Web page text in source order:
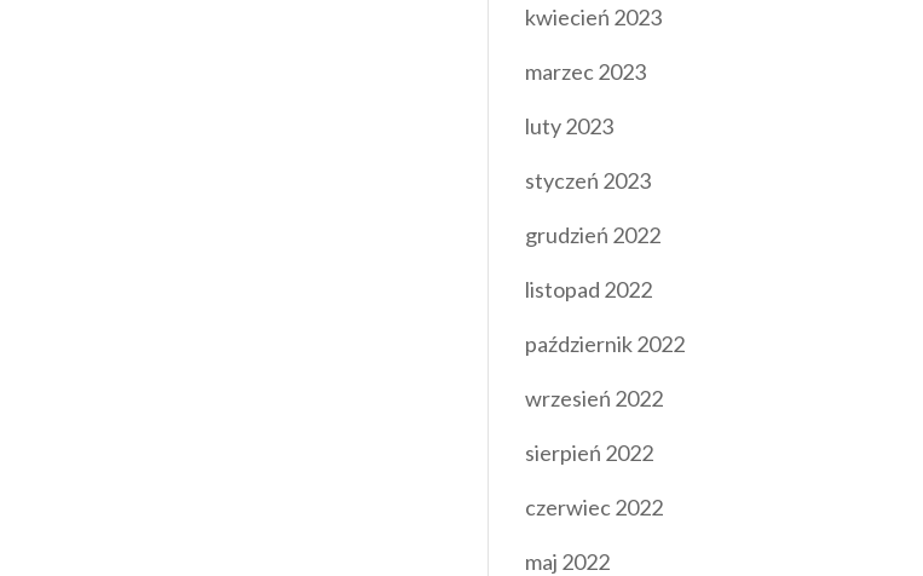
kwiecień 2023
marzec 2023
luty 2023
styczeń 2023
grudzień 2022
listopad 2022
październik 2022
wrzesień 2022
sierpień 2022
czerwiec 2022
maj 2022